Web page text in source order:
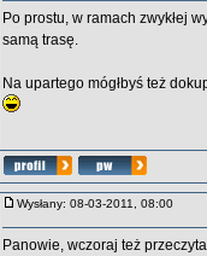
Po prostu, w ramach zwykłej
samą trasę.
Na upartego mógłbyś też
Wysłany: 08-03-2011, 08:00
Panowie, wczoraj też